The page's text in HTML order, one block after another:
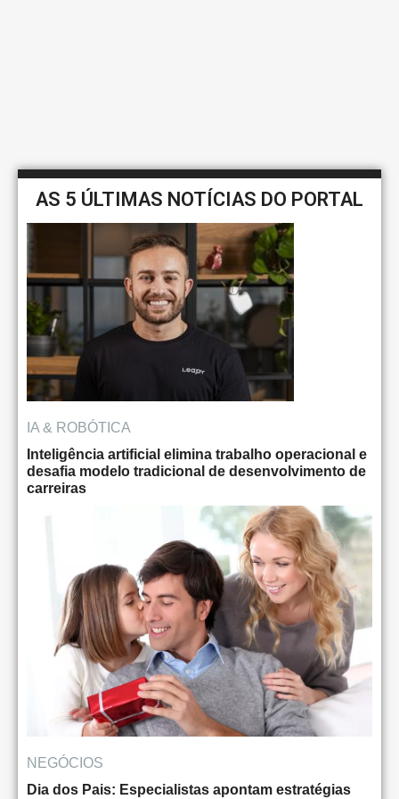
AS 5 ÚLTIMAS NOTÍCIAS DO PORTAL
IA & ROBÓTICA
Inteligência artificial elimina trabalho operacional e
desafia modelo tradicional de desenvolvimento de
carreiras
NEGÓCIOS
Dia dos Pais: Especialistas apontam estratégias